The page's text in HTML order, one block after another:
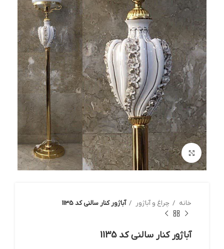
بزرگنمایی تصویر
خانه چراغ و آباژور آباژور کنار سالنی کد 1135
آباژور کنار سالنی کد 1135